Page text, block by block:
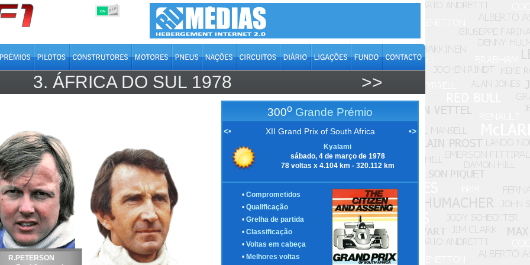
ON OFF
3. ÁFRICA DO SUL 1978 >>
R.PETERSON
300o Grande Prémio
<• XII Grand Prix of South Africa •>
Kyalami
sábado, 4 de março de 1978
78 voltas x 4.104 km - 320.112 km
• Comprometidos
• Qualificação
• Grelha de partida
• Classificação
• Voltas em cabeça
• Melhores voltas